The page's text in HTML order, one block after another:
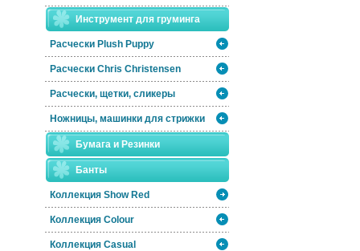
Инструмент для груминга
Расчески Plush Puppy
Расчески Сhris Christensen
Расчески, щетки, сликеры
Ножницы, машинки для стрижки
Бумага и Резинки
Банты
Коллекция Show Red
Коллекция Colour
Коллекция Casual